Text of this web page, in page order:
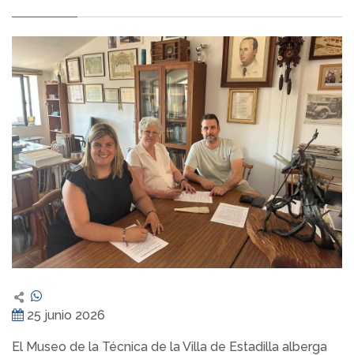
25 junio 2026
El Museo de la Técnica de la Villa de Estadilla alberga